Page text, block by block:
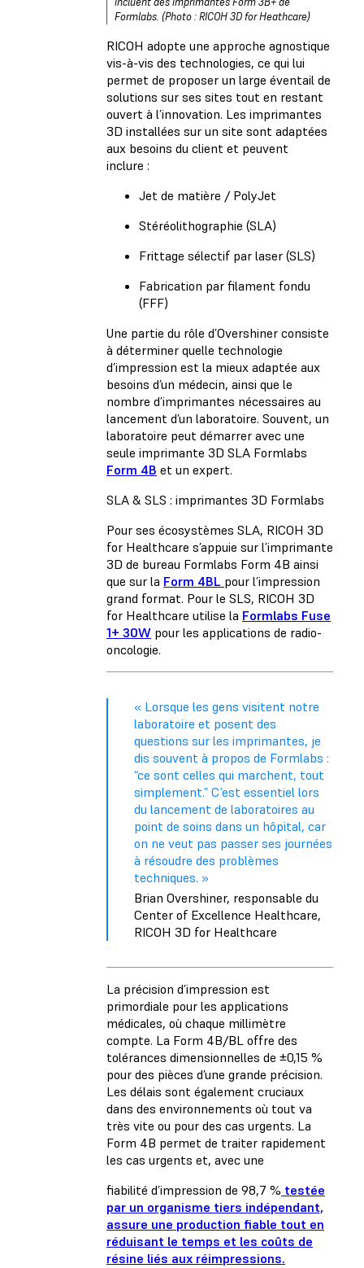
Formlabs. (Photo : RICOH 3D for Heathcare)
RICOH adopte une approche agnostique
vis-à-vis des technologies, ce qui lui
permet de proposer un large éventail de
solutions sur ses sites tout en restant
ouvert à l’innovation. Les imprimantes
3D installées sur un site sont adaptées
aux besoins du client et peuvent
inclure :
Jet de matière / PolyJet
Stéréolithographie (SLA)
Frittage sélectif par laser (SLS)
Fabrication par filament fondu
(FFF)
Une partie du rôle d’Overshiner consiste
à déterminer quelle technologie
d’impression est la mieux adaptée aux
besoins d’un médecin, ainsi que le
nombre d’imprimantes nécessaires au
lancement d’un laboratoire. Souvent, un
laboratoire peut démarrer avec une
seule imprimante 3D SLA Formlabs
Form 4B et un expert.
SLA & SLS : imprimantes 3D Formlabs
Pour ses écosystèmes SLA, RICOH 3D
for Healthcare s’appuie sur l’imprimante
3D de bureau Formlabs Form 4B ainsi
que sur la Form 4BL pour l’impression
grand format. Pour le SLS, RICOH 3D
for Healthcare utilise la Formlabs Fuse
1+ 30W pour les applications de radio-
oncologie.
« Lorsque les gens visitent notre
laboratoire et posent des
questions sur les imprimantes, je
dis souvent à propos de Formlabs :
“ce sont celles qui marchent, tout
simplement.” C’est essentiel lors
du lancement de laboratoires au
point de soins dans un hôpital, car
on ne veut pas passer ses journées
à résoudre des problèmes
techniques. »
Brian Overshiner, responsable du
Center of Excellence Healthcare,
RICOH 3D for Healthcare
La précision d’impression est
primordiale pour les applications
médicales, où chaque millimètre
compte. La Form 4B/BL offre des
tolérances dimensionnelles de ±0,15 %
pour des pièces d’une grande précision.
Les délais sont également cruciaux
dans des environnements où tout va
très vite ou pour des cas urgents. La
Form 4B permet de traiter rapidement
les cas urgents et, avec une
fiabilité d’impression de 98,7 % testée
par un organisme tiers indépendant,
assure une production fiable tout en
réduisant le temps et les coûts de
résine liés aux réimpressions.